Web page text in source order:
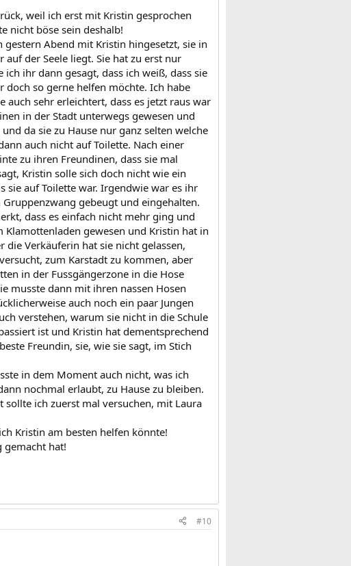
weil ich erst mit Kristin gesprochen
nicht böse sein deshalb!
Abend mit Kristin hingesetzt, sie in
der Seele liegt. Sie hat zu erst nur
ihr dann gesagt, dass ich weiß, dass sie
so gerne helfen möchte. Ich habe
sehr erleichtert, dass es jetzt raus war
in der Stadt unterwegs gewesen und
da sie zu Hause nur ganz selten welche
auch nicht auf Toilette. Nach einer
zu ihren Freundinen, dass sie mal
Kristin solle sich doch nicht wie ein
sie auf Toilette war. Irgendwie war es ihr
gebeugt und eingehalten.
dass es einfach nicht mehr ging und
gewesen und Kristin hat in
Verkäuferin hat sie nicht gelassen,
zum Karstadt zu kommen, aber
in der Fussgängerzone in die Hose
musste dann mit ihren nassen Hosen
auch noch ein paar Jungen
verstehen, warum sie nicht in die Schule
ist und Kristin hat dementsprechend
Freundin, sie, wie sie sagt, im Stich
in dem Moment auch nicht, was ich
nochmal erlaubt, zu Hause zu bleiben.
ich zuerst mal versuchen, mit Laura
Kristin am besten helfen könnte!
gemacht hat!
#10